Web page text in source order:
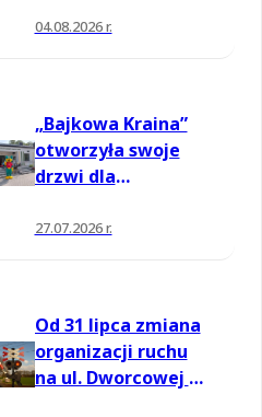
informowania dla
04.08.2026 r.
„Bajkowa Kraina”
otworzyła swoje
drzwi dla
27.07.2026 r.
Od 31 lipca zmiana
organizacji ruchu
na ul. Dworcowej w